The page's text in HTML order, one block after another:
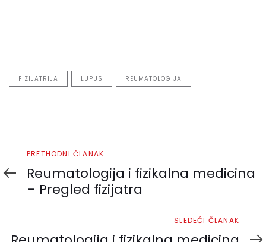
FIZIJATRIJA LUPUS REUMATOLOGIJA
Prethodni
članak
PRETHODNI ČLANAK
Reumatologija i fizikalna medicina
– Pregled fizijatra
SLEDEĆI ČLANAK